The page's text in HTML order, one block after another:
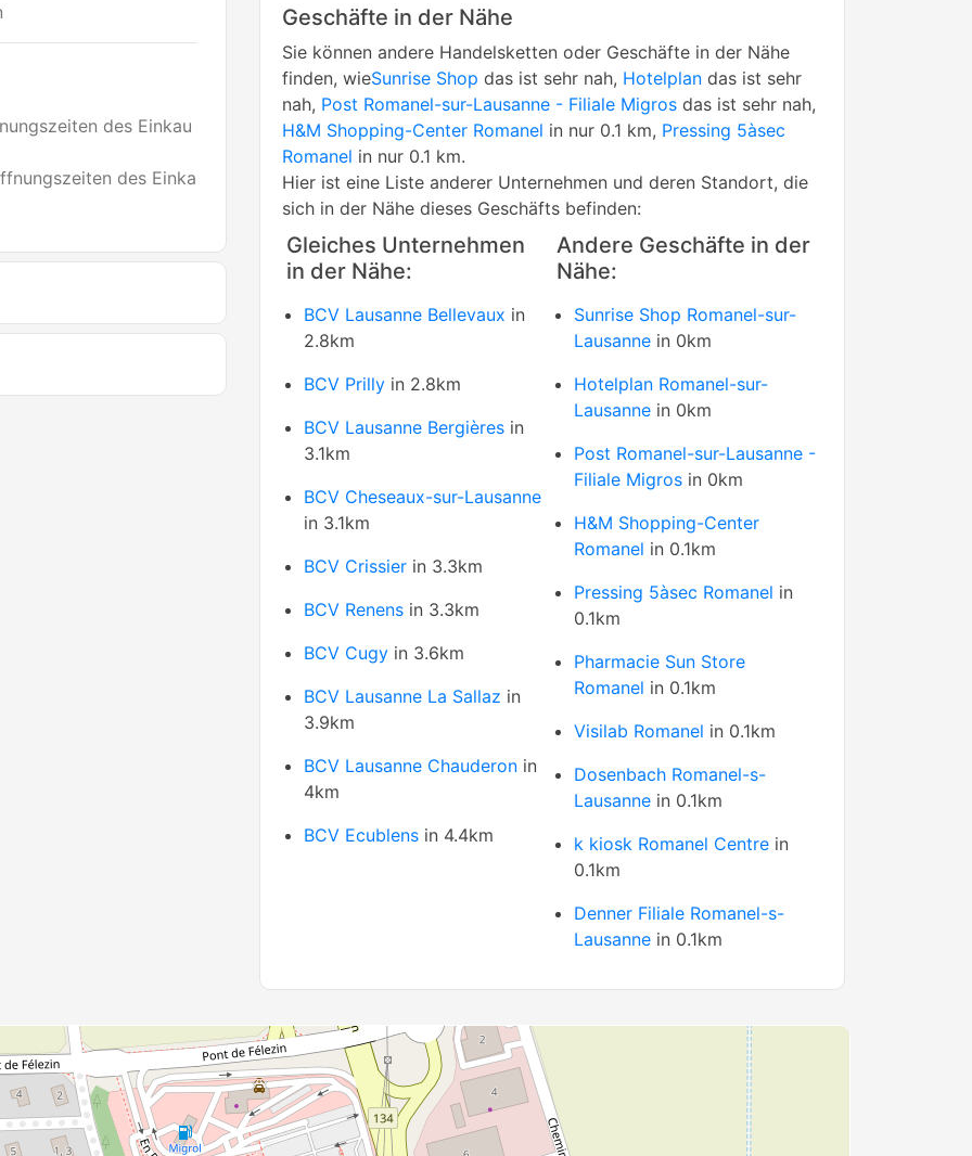
des Einkau
des Einka
Geschäfte in der Nähe
Sie können andere Handelsketten oder Geschäfte in der Nähe
finden, wieSunrise Shop das ist sehr nah, Hotelplan das ist sehr
nah, Post Romanel-sur-Lausanne - Filiale Migros das ist sehr nah,
H&M Shopping-Center Romanel in nur 0.1 km, Pressing 5àsec
Romanel in nur 0.1 km.
Hier ist eine Liste anderer Unternehmen und deren Standort, die
sich in der Nähe dieses Geschäfts befinden:
Gleiches Unternehmen
in der Nähe:
BCV Lausanne Bellevaux in
2.8km
BCV Prilly in 2.8km
BCV Lausanne Bergières in
3.1km
BCV Cheseaux-sur-Lausanne
in 3.1km
BCV Crissier in 3.3km
BCV Renens in 3.3km
BCV Cugy in 3.6km
BCV Lausanne La Sallaz in
3.9km
BCV Lausanne Chauderon in
4km
BCV Ecublens in 4.4km
Andere Geschäfte in der
Nähe:
Sunrise Shop Romanel-sur-
Lausanne in 0km
Hotelplan Romanel-sur-
Lausanne in 0km
Post Romanel-sur-Lausanne -
Filiale Migros in 0km
H&M Shopping-Center
Romanel in 0.1km
Pressing 5àsec Romanel in
0.1km
Pharmacie Sun Store
Romanel in 0.1km
Visilab Romanel in 0.1km
Dosenbach Romanel-s-
Lausanne in 0.1km
k kiosk Romanel Centre in
0.1km
Denner Filiale Romanel-s-
Lausanne in 0.1km